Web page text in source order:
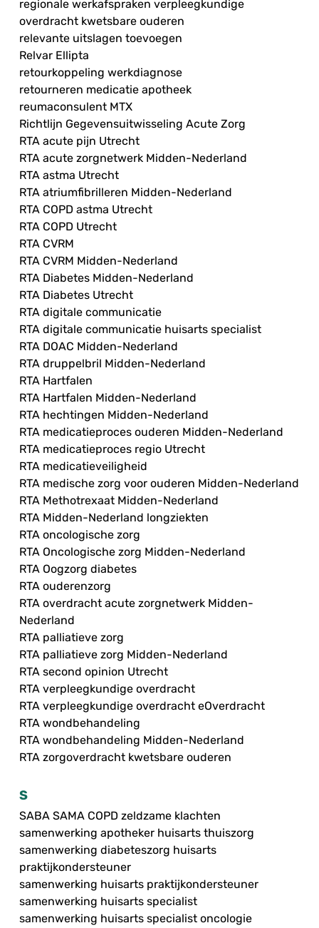
regionale werkafspraken verpleegkundige
overdracht kwetsbare ouderen
relevante uitslagen toevoegen
Relvar Ellipta
retourkoppeling werkdiagnose
retourneren medicatie apotheek
reumaconsulent MTX
Richtlijn Gegevensuitwisseling Acute Zorg
RTA acute pijn Utrecht
RTA acute zorgnetwerk Midden-Nederland
RTA astma Utrecht
RTA atriumfibrilleren Midden-Nederland
RTA COPD astma Utrecht
RTA COPD Utrecht
RTA CVRM
RTA CVRM Midden-Nederland
RTA Diabetes Midden-Nederland
RTA Diabetes Utrecht
RTA digitale communicatie
RTA digitale communicatie huisarts specialist
RTA DOAC Midden-Nederland
RTA druppelbril Midden-Nederland
RTA Hartfalen
RTA Hartfalen Midden-Nederland
RTA hechtingen Midden-Nederland
RTA medicatieproces ouderen Midden-Nederland
RTA medicatieproces regio Utrecht
RTA medicatieveiligheid
RTA medische zorg voor ouderen Midden-Nederland
RTA Methotrexaat Midden-Nederland
RTA Midden-Nederland longziekten
RTA oncologische zorg
RTA Oncologische zorg Midden-Nederland
RTA Oogzorg diabetes
RTA ouderenzorg
RTA overdracht acute zorgnetwerk Midden-
Nederland
RTA palliatieve zorg
RTA palliatieve zorg Midden-Nederland
RTA second opinion Utrecht
RTA verpleegkundige overdracht
RTA verpleegkundige overdracht eOverdracht
RTA wondbehandeling
RTA wondbehandeling Midden-Nederland
RTA zorgoverdracht kwetsbare ouderen
S
SABA SAMA COPD zeldzame klachten
samenwerking apotheker huisarts thuiszorg
samenwerking diabeteszorg huisarts
praktijkondersteuner
samenwerking huisarts praktijkondersteuner
samenwerking huisarts specialist
samenwerking huisarts specialist oncologie